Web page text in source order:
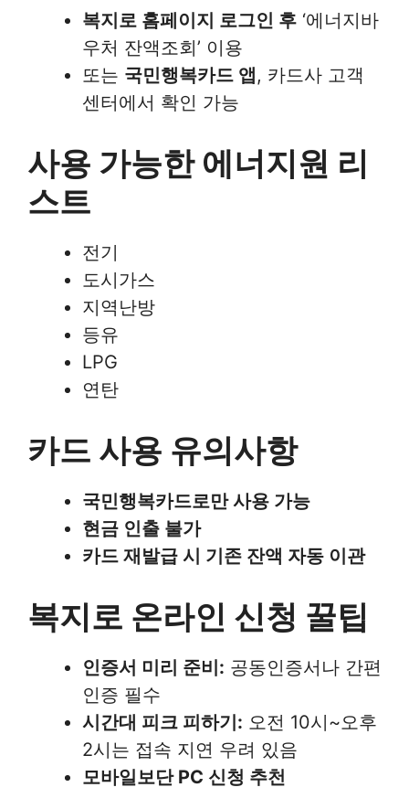
복지로 홈페이지 로그인 후 ‘에너지바
우처 잔액조회’ 이용
또는 국민행복카드 앱, 카드사 고객
센터에서 확인 가능
사용 가능한 에너지원 리
스트
전기
도시가스
지역난방
등유
LPG
연탄
카드 사용 유의사항
국민행복카드로만 사용 가능
현금 인출 불가
카드 재발급 시 기존 잔액 자동 이관
복지로 온라인 신청 꿀팁
인증서 미리 준비: 공동인증서나 간편
인증 필수
시간대 피크 피하기: 오전 10시~오후
2시는 접속 지연 우려 있음
모바일보단 PC 신청 추천